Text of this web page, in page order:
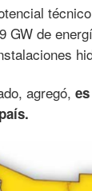
GW de
agregó,